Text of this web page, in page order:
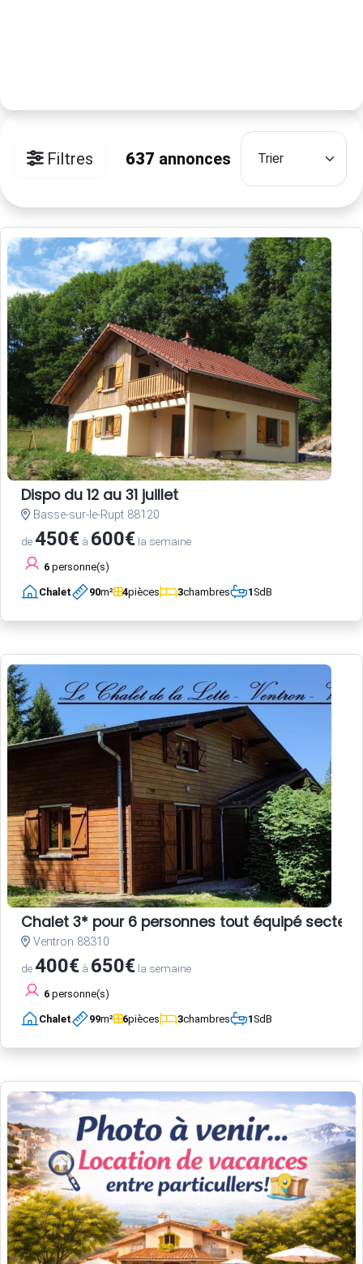
Filtres 637 annonces
Dispo du 12 au 31 juillet
Basse-sur-le-Rupt 88120
de450€ à 600€ la semaine
6 personne(s)
Chalet 90m² 4pièces 3chambres 1SdB
Chalet 3* pour 6 personnes tout équipé
Ventron 88310
de400€ à 650€ la semaine
6 personne(s)
Chalet 99m² 6pièces 3chambres 1SdB